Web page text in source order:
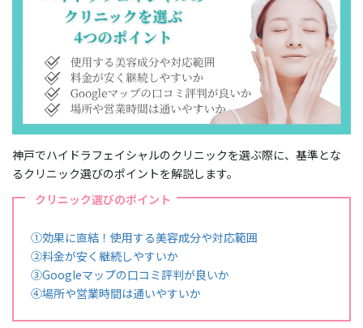
神戸でハイドラフェイシャルのクリニックを選ぶ際に、基準とな
るクリニック選びのポイントを解説します。
クリニック選びのポイント
①効果に直結！使用する美容成分や対応範囲
②料金が安く継続しやすいか
③Googleマップの口コミ評判が良いか
④場所や営業時間は通いやすいか